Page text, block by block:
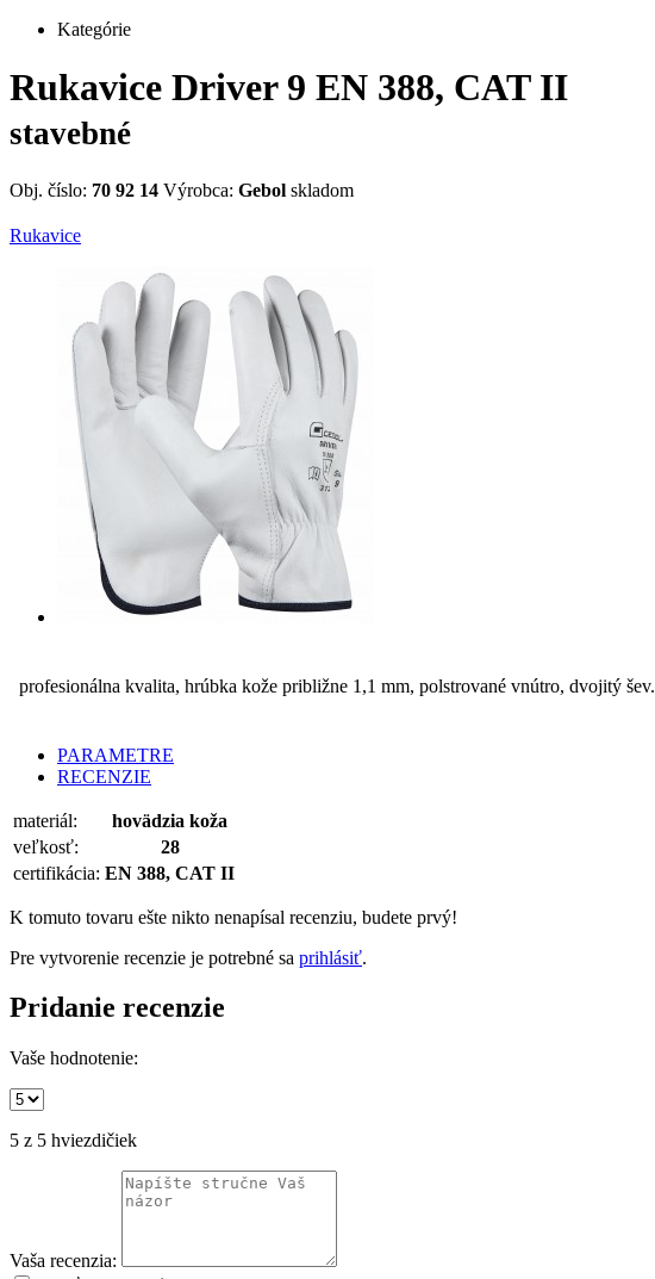
Kategórie
Rukavice Driver 9 EN 388, CAT II
stavebné
Obj. číslo: 70 92 14 Výrobca: Gebol skladom
Rukavice
profesionálna kvalita, hrúbka kože približne 1,1 mm, polstrované vnútro, dvojitý šev.
PARAMETRE
RECENZIE
materiál:
hovädzia koža
veľkosť:
28
certifikácia: EN 388, CAT II
K tomuto tovaru ešte nikto nenapísal recenziu, budete prvý!
Pre vytvorenie recenzie je potrebné sa prihlásiť.
Pridanie recenzie
Vaše hodnotenie:
5 z 5 hviezdičiek
Vaša recenzia: